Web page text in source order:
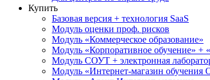
Купить
Базовая версия + технология SaaS
Модуль оценки проф. рисков
Модуль «Коммерческое образование»
Модуль «Корпоративное обучение» +
Модуль СОУТ + электронная
Модуль «Интернет-магазин обучения